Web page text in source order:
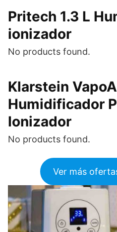
Pritech 1.3 L
ionizador
No products found.
Klarstein
Humidificador
Ionizador
No products found.
Ver más